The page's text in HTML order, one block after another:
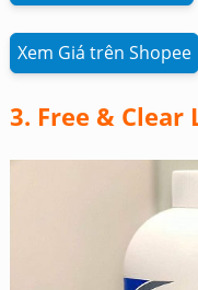
Xem Giá trên Shopee
3. Free & Clear